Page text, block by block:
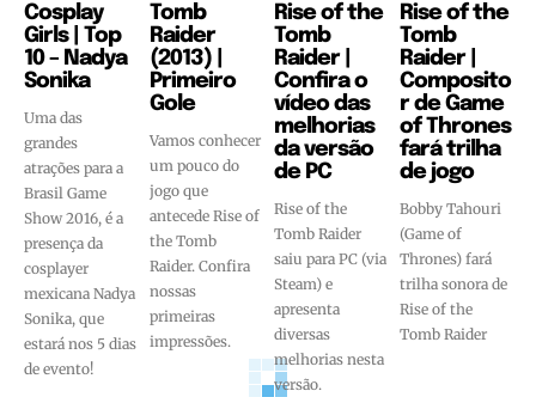
Cosplay
Girls | Top
10 – Nadya
Sonika
Uma das
grandes
atrações para a
Brasil Game
Show 2016, é a
presença da
cosplayer
mexicana Nadya
Sonika, que
estará nos 5 dias
de evento!
Tomb
Raider
(2013) |
Primeiro
Gole
Vamos conhecer
um pouco do
jogo que
antecede Rise of
the Tomb
Raider. Confira
nossas
primeiras
impressões.
Rise of the
Tomb
Raider |
Confira o
vídeo das
melhorias
da versão
de PC
Rise of the
Tomb Raider
saiu para PC (via
Steam) e
apresenta
diversas
melhorias nesta
versão.
Rise of the
Tomb
Raider |
Composito
r de Game
of Thrones
fará trilha
de jogo
Bobby Tahouri
(Game of
Thrones) fará
trilha sonora de
Rise of the
Tomb Raider